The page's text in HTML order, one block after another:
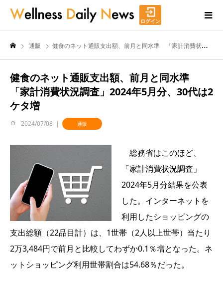
ログイン
通販 健食のネット通販支出額、前月と同水準 「家計消費状況調査」2024年5月分、30代は2ケタ増
健食のネット通販支出額、前月と同水準
「家計消費状況調査」2024年5月分、30代は2
ケタ増
2024/07/08 通販
総務省はこのほど、
「家計消費状況調査」
2024年5月分結果を公表
した。インターネットを
利用したショッピングの
支出総額（22品目計）は、1世帯（2人以上世帯）当たり
2万3,484円で前月と比較してわずか0.1％増となった。ネ
ットショッピング利用世帯割合は54.68％だった。